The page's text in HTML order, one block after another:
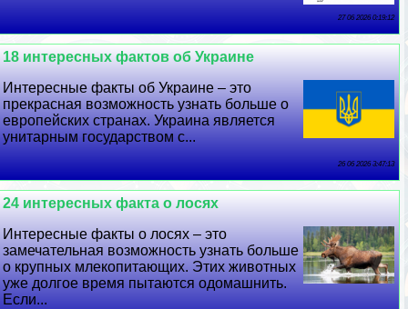
27 06 2026 0:19:12
18 интересных фактов об Украине
Интересные факты об Украине – это
прекрасная возможность узнать больше о
европейских странах. Украина является
унитарным государством с...
26 06 2026 3:47:13
24 интересных факта о лосях
Интересные факты о лосях – это
замечательная возможность узнать больше
о крупных млекопитающих. Этих животных
уже долгое время пытаются одомашнить.
Если...